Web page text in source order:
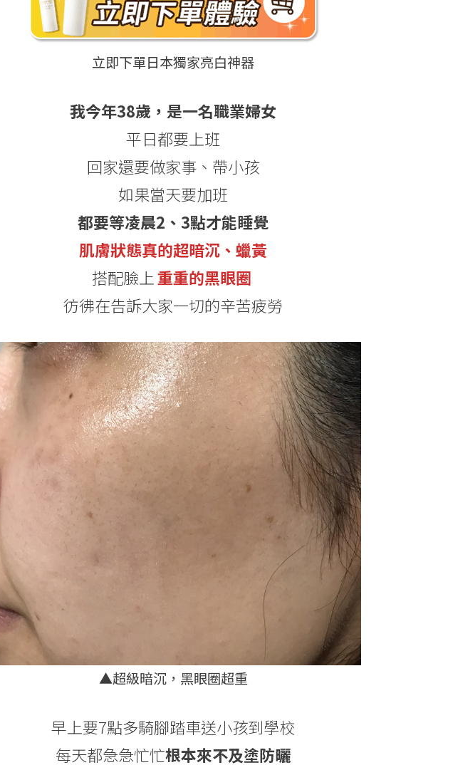
立即下單日本獨家亮白神器
我今年38歲，是一名職業婦女
平日都要上班
回家還要做家事、帶小孩
如果當天要加班
都要等凌晨2、3點才能睡覺
肌膚狀態真的超暗沉、蠟黃
搭配臉上重重的黑眼圈
彷彿在告訴大家一切的辛苦疲勞
▲超級暗沉，黑眼圈超重
早上要7點多騎腳踏車送小孩到學校
每天都急急忙忙根本來不及塗防曬